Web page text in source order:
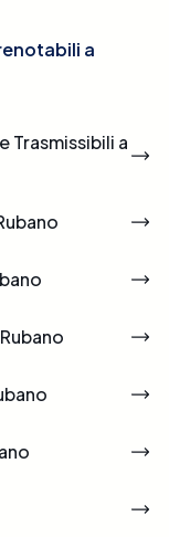
a
Trasmissibili a